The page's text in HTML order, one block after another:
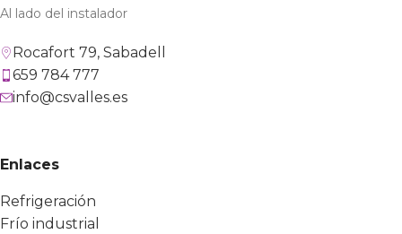
Al lado del instalador
Rocafort 79, Sabadell
659 784 777
info@csvalles.es
Enlaces
Refrigeración
Frío industrial